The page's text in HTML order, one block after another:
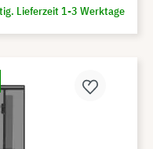
Lieferzeit 1-3 Werktage